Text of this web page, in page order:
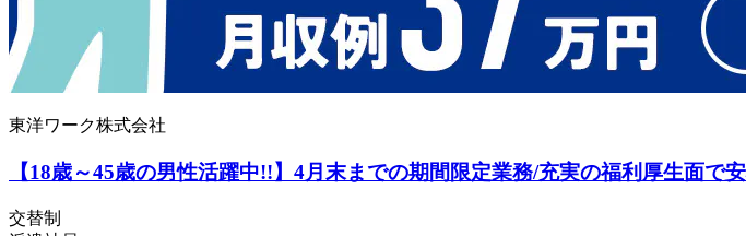
東洋ワーク株式会社
【18歳～45歳の男性活躍中!!】4月末までの期間限定業務/充実の福利厚生面で
交替制